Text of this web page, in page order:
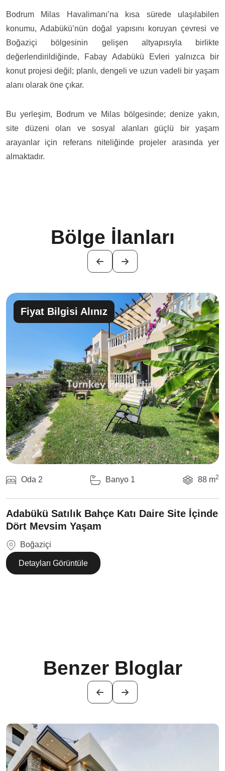
Bodrum Milas Havalimanı’na kısa sürede ulaşılabilen
konumu, Adabükü’nün doğal yapısını koruyan çevresi ve
Boğaziçi bölgesinin gelişen altyapısıyla birlikte
değerlendirildiğinde, Fabay Adabükü Evleri yalnızca bir
konut projesi değil; planlı, dengeli ve uzun vadeli bir yaşam
alanı olarak öne çıkar.
Bu yerleşim, Bodrum ve Milas bölgesinde; denize yakın,
site düzeni olan ve sosyal alanları güçlü bir yaşam
arayanlar için referans niteliğinde projeler arasında yer
almaktadır.
Bölge İlanları
Fiyat Bilgisi Alınız
Oda 2 Banyo 1 88 m2
Adabükü Satılık Bahçe Katı Daire Site İçinde
Dört Mevsim Yaşam
Boğaziçi
Detayları Görüntüle
Benzer Bloglar